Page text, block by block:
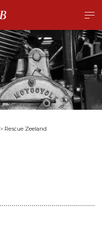
> Rescue Zeeland